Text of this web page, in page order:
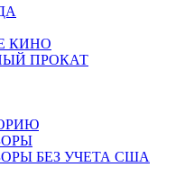
КИНО
ПРОКАТ
БЕЗ УЧЕТА США